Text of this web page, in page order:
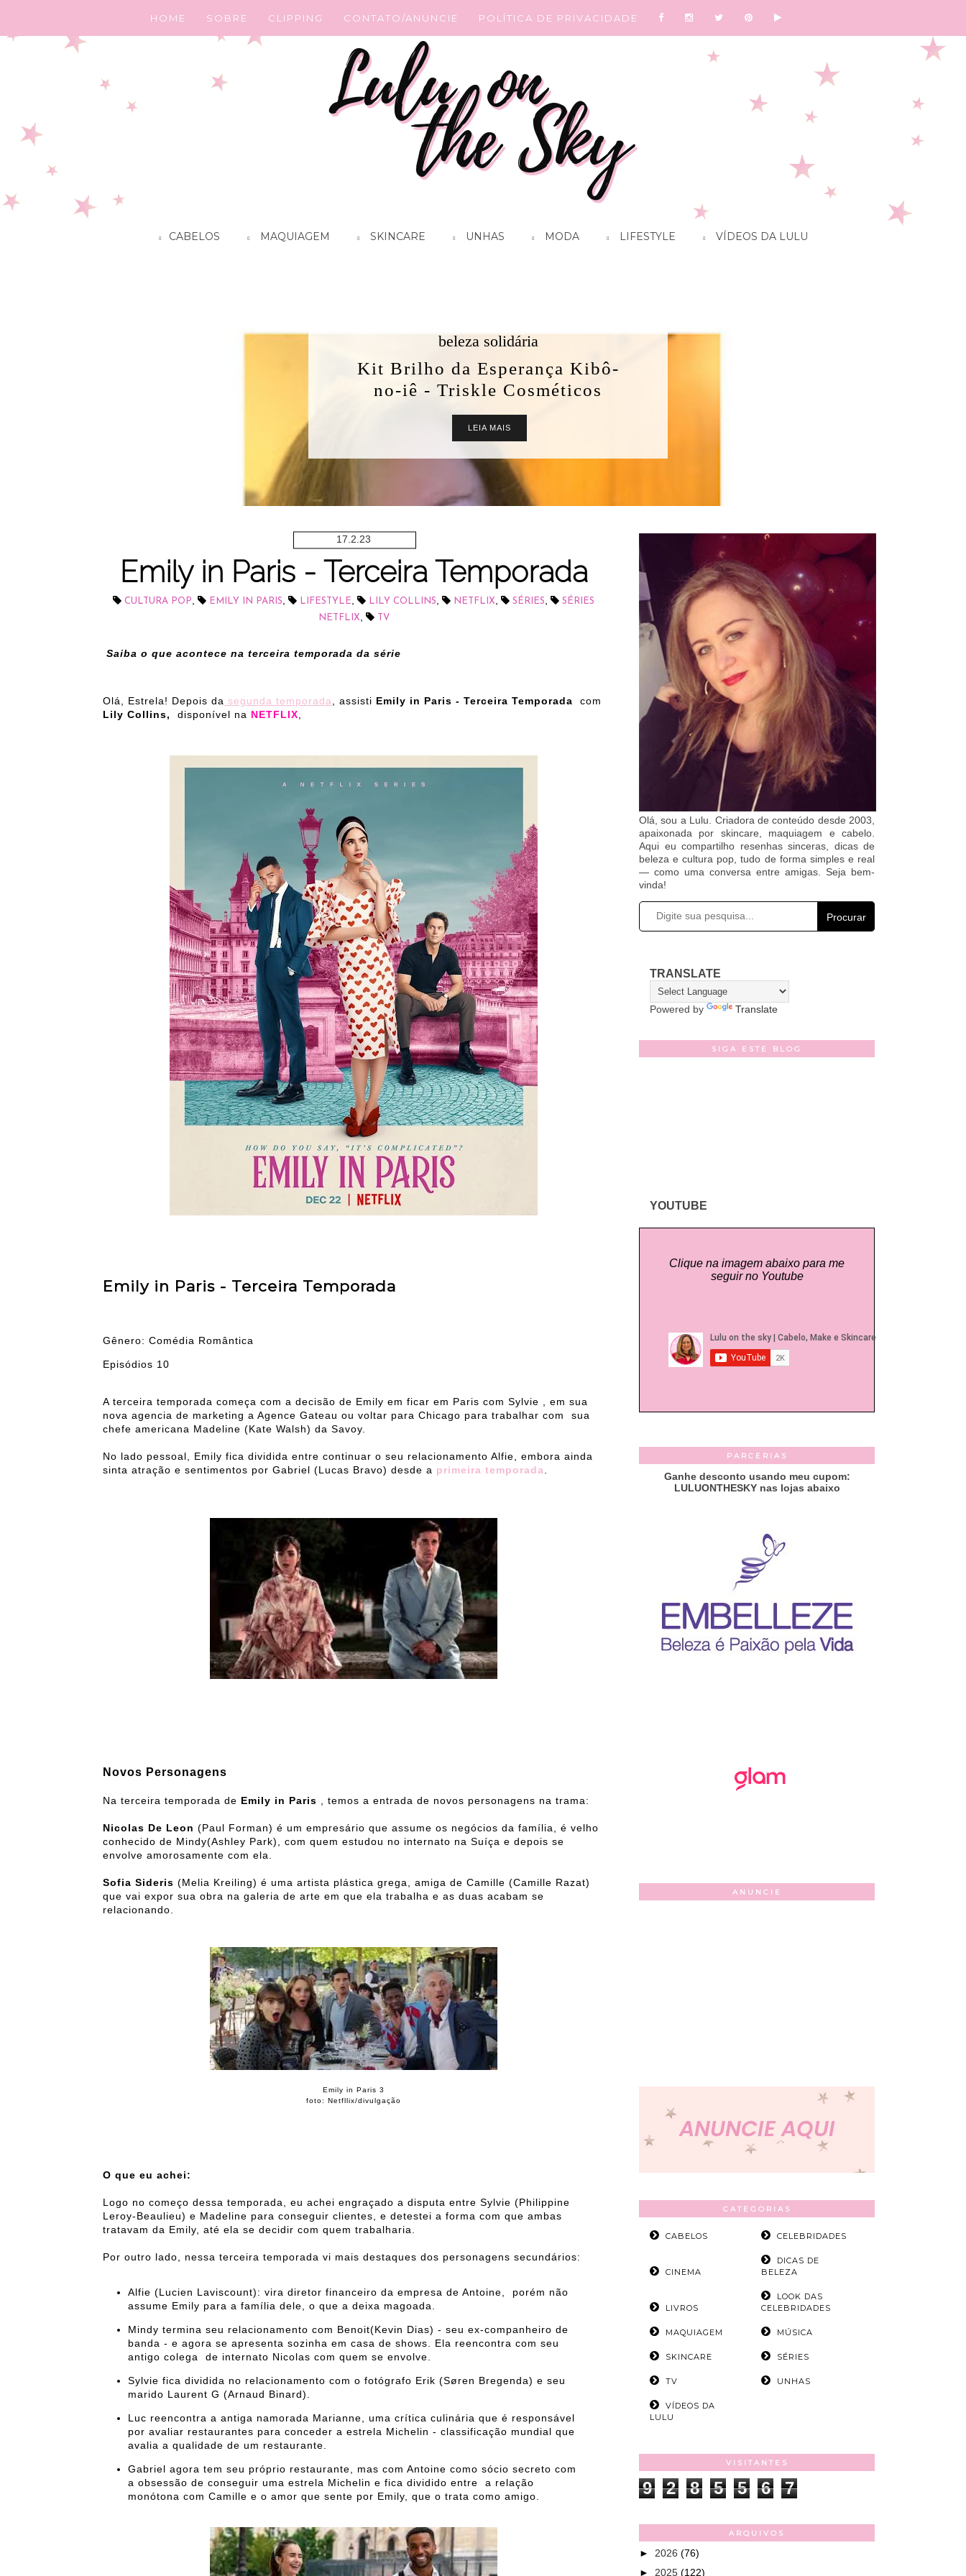
HOME SOBRE CLIPPING CONTATO/ANUNCIE POLÍTICA DE PRIVACIDADE
CABELOS MAQUIAGEM SKINCARE UNHAS MODA LIFESTYLE VÍDEOS DA LULU
beleza solidária
Kit Brilho da Esperança Kibô-
no-iê - Triskle Cosméticos
LEIA MAIS
17.2.23
Emily in Paris - Terceira Temporada
CULTURA POP EMILY IN PARIS LIFESTYLE LILY COLLINS NETFLIX SÉRIES
SÉRIES
NETFLIX
TV
Saiba o que acontece na terceira temporada da série
Olá, Estrela! Depois da segunda temporada , assisti Emily in Paris - Terceira Temporada
com
Lily Collins,
disponível na NETFLIX
Emily in Paris - Terceira Temporada
Gênero: Comédia Romântica
Episódios 10
A terceira temporada começa com a decisão de Emily em ficar em Paris com Sylvie , em sua
nova agencia de marketing a Agence Gateau ou voltar para Chicago para trabalhar com sua
chefe americana Madeline (Kate Walsh) da Savoy.
No lado pessoal, Emily fica dividida entre continuar o seu relacionamento Alfie, embora ainda
sinta atração e sentimentos por Gabriel (Lucas Bravo) desde a primeira temporada
Novos Personagens
Na terceira temporada de Emily in Paris , temos a entrada de novos personagens na trama:
Nicolas De Leon (Paul Forman) é um empresário que assume os negócios da família, é velho
conhecido de Mindy(Ashley Park), com quem estudou no internato na Suíça e depois se
envolve amorosamente com ela.
Sofia Sideris (Melia Kreiling) é uma artista plástica grega, amiga de Camille (Camille Razat)
que vai expor sua obra na galeria de arte em que ela trabalha e as duas acabam se
relacionando.
Emily in Paris 3
foto: Netfllix/divulgação
O que eu achei:
Logo no começo dessa temporada, eu achei engraçado a disputa entre Sylvie (Philippine
Leroy-Beaulieu) e Madeline para conseguir clientes, e detestei a forma com que ambas
tratavam da Emily, até ela se decidir com quem trabalharia.
Por outro lado, nessa terceira temporada vi mais destaques dos personagens secundários:
Alfie (Lucien Laviscount): vira diretor financeiro da empresa de Antoine, porém não
assume Emily para a família dele, o que a deixa magoada.
Mindy termina seu relacionamento com Benoit(Kevin Dias) - seu ex-companheiro de
banda - e agora se apresenta sozinha em casa de shows. Ela reencontra com seu
antigo colega de internato Nicolas com quem se envolve.
Sylvie fica dividida no relacionamento com o fotógrafo Erik (Søren Bregenda) e seu
marido Laurent G (Arnaud Binard).
Luc reencontra a antiga namorada Marianne, uma crítica culinária que é responsável
por avaliar restaurantes para conceder a estrela Michelin - classificação mundial que
avalia a qualidade de um restaurante.
Gabriel agora tem seu próprio restaurante, mas com Antoine como sócio secreto com
a obsessão de conseguir uma estrela Michelin e fica dividido entre a relação
monótona com Camille e o amor que sente por Emily, que o trata como amigo.
Olá, sou a Lulu. Criadora de conteúdo desde 2003,
apaixonada por skincare, maquiagem e cabelo.
Aqui eu compartilho resenhas sinceras, dicas de
beleza e cultura pop, tudo de forma simples e real
— como uma conversa entre amigas. Seja bem-
vinda!
Procurar
TRANSLATE
Powered by Translate
SIGA ESTE BLOG
YOUTUBE
Clique na imagem abaixo para me
seguir no Youtube
PARCERIAS
Ganhe desconto usando meu cupom:
LULUONTHESKY nas lojas abaixo
ANUNCIE
CATEGORIAS
CABELOS CELEBRIDADES
CINEMA
DICAS DE
BELEZA
LIVROS
LOOK DAS
CELEBRIDADES
MAQUIAGEM MÚSICA
SKINCARE SÉRIES
TV UNHAS
VÍDEOS DA
LULU
VISITANTES
9 2 8 5 5 6 7
ARQUIVOS
► 2026 (76)
► 2025 (122)